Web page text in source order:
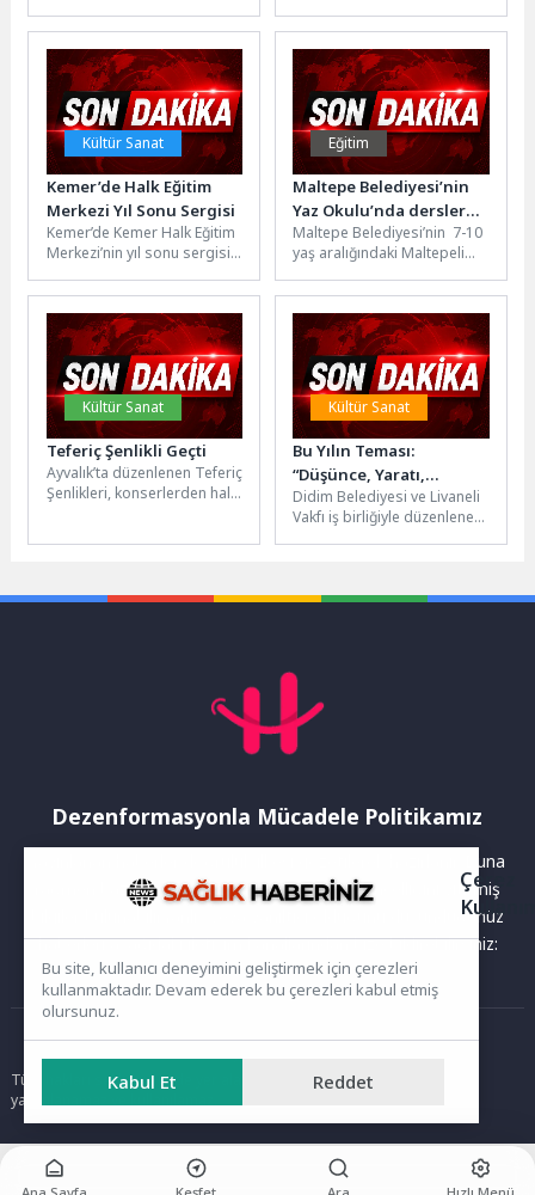
Temmuz 2026 tarihleri
arasında Türkiye Atletizm
Federasyonu...
motoru optimizasyonu)
çalışmaları, teknolojinin...
Kültür Sanat
Kemer’de Halk Eğitim
Merkezi Yıl Sonu Sergisi
Kemer’de Kemer Halk Eğitim
Merkezi’nin yıl sonu sergisi
kapsamında halk eğitim
kursiyerlerinin hazırladığı...
Eğitim
Maltepe Belediyesi’nin
Yaz Okulu’nda dersler
başladı
Maltepe Belediyesi’nin 7-10
yaş aralığındaki Maltepeli
düzenlediği Yaz Okulu’nun ilk
gününde çocuklar
birbirinden...
Kültür Sanat
Teferiç Şenlikli Geçti
Ayvalık’ta düzenlenen Teferiç
Şenlikleri, konserlerden halk
Kültür Sanat
Bu Yılın Teması:
“Düşünce, Yaratı,
Demokrasi”
Didim Belediyesi ve Livaneli
Vakfı iş birliğiyle düzenlenen
Dezenformasyonla Mücadele Politikamız
Yayınlanan haberler doğruluk ilkesi gözetilerek hazırlanır. Buna
rağmen bazı içeriklerde eksik, hatalı veya güncelliğini yitirmiş
bilgiler bulunabilir.Yanlış veya yanıltıcı olduğunu düşündüğünüz
haberleri aşağıdaki iletişim kanallarından bize bildirebilirsiniz:
Ana Sayfa
Tüm hakları saklıdır. Sitede yer alan içerikler izinsiz kopyalanamaz,
yayımlanamaz ve kullanılamaz.
Ana Sayfa Keşfet Ara Hızlı Menü
Çerez
Bu site, kullanıcı deneyimini geliştirmek için çerezleri
kullanmaktadır. Devam ederek bu çerezleri kabul etmiş
olursunuz.
Kabul Et Reddet